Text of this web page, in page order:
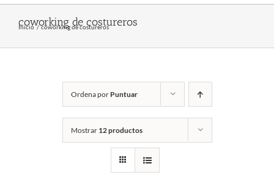
coworking de costureros
Inicio coworking de costureros
Ordena por Puntuar
Mostrar 12 productos